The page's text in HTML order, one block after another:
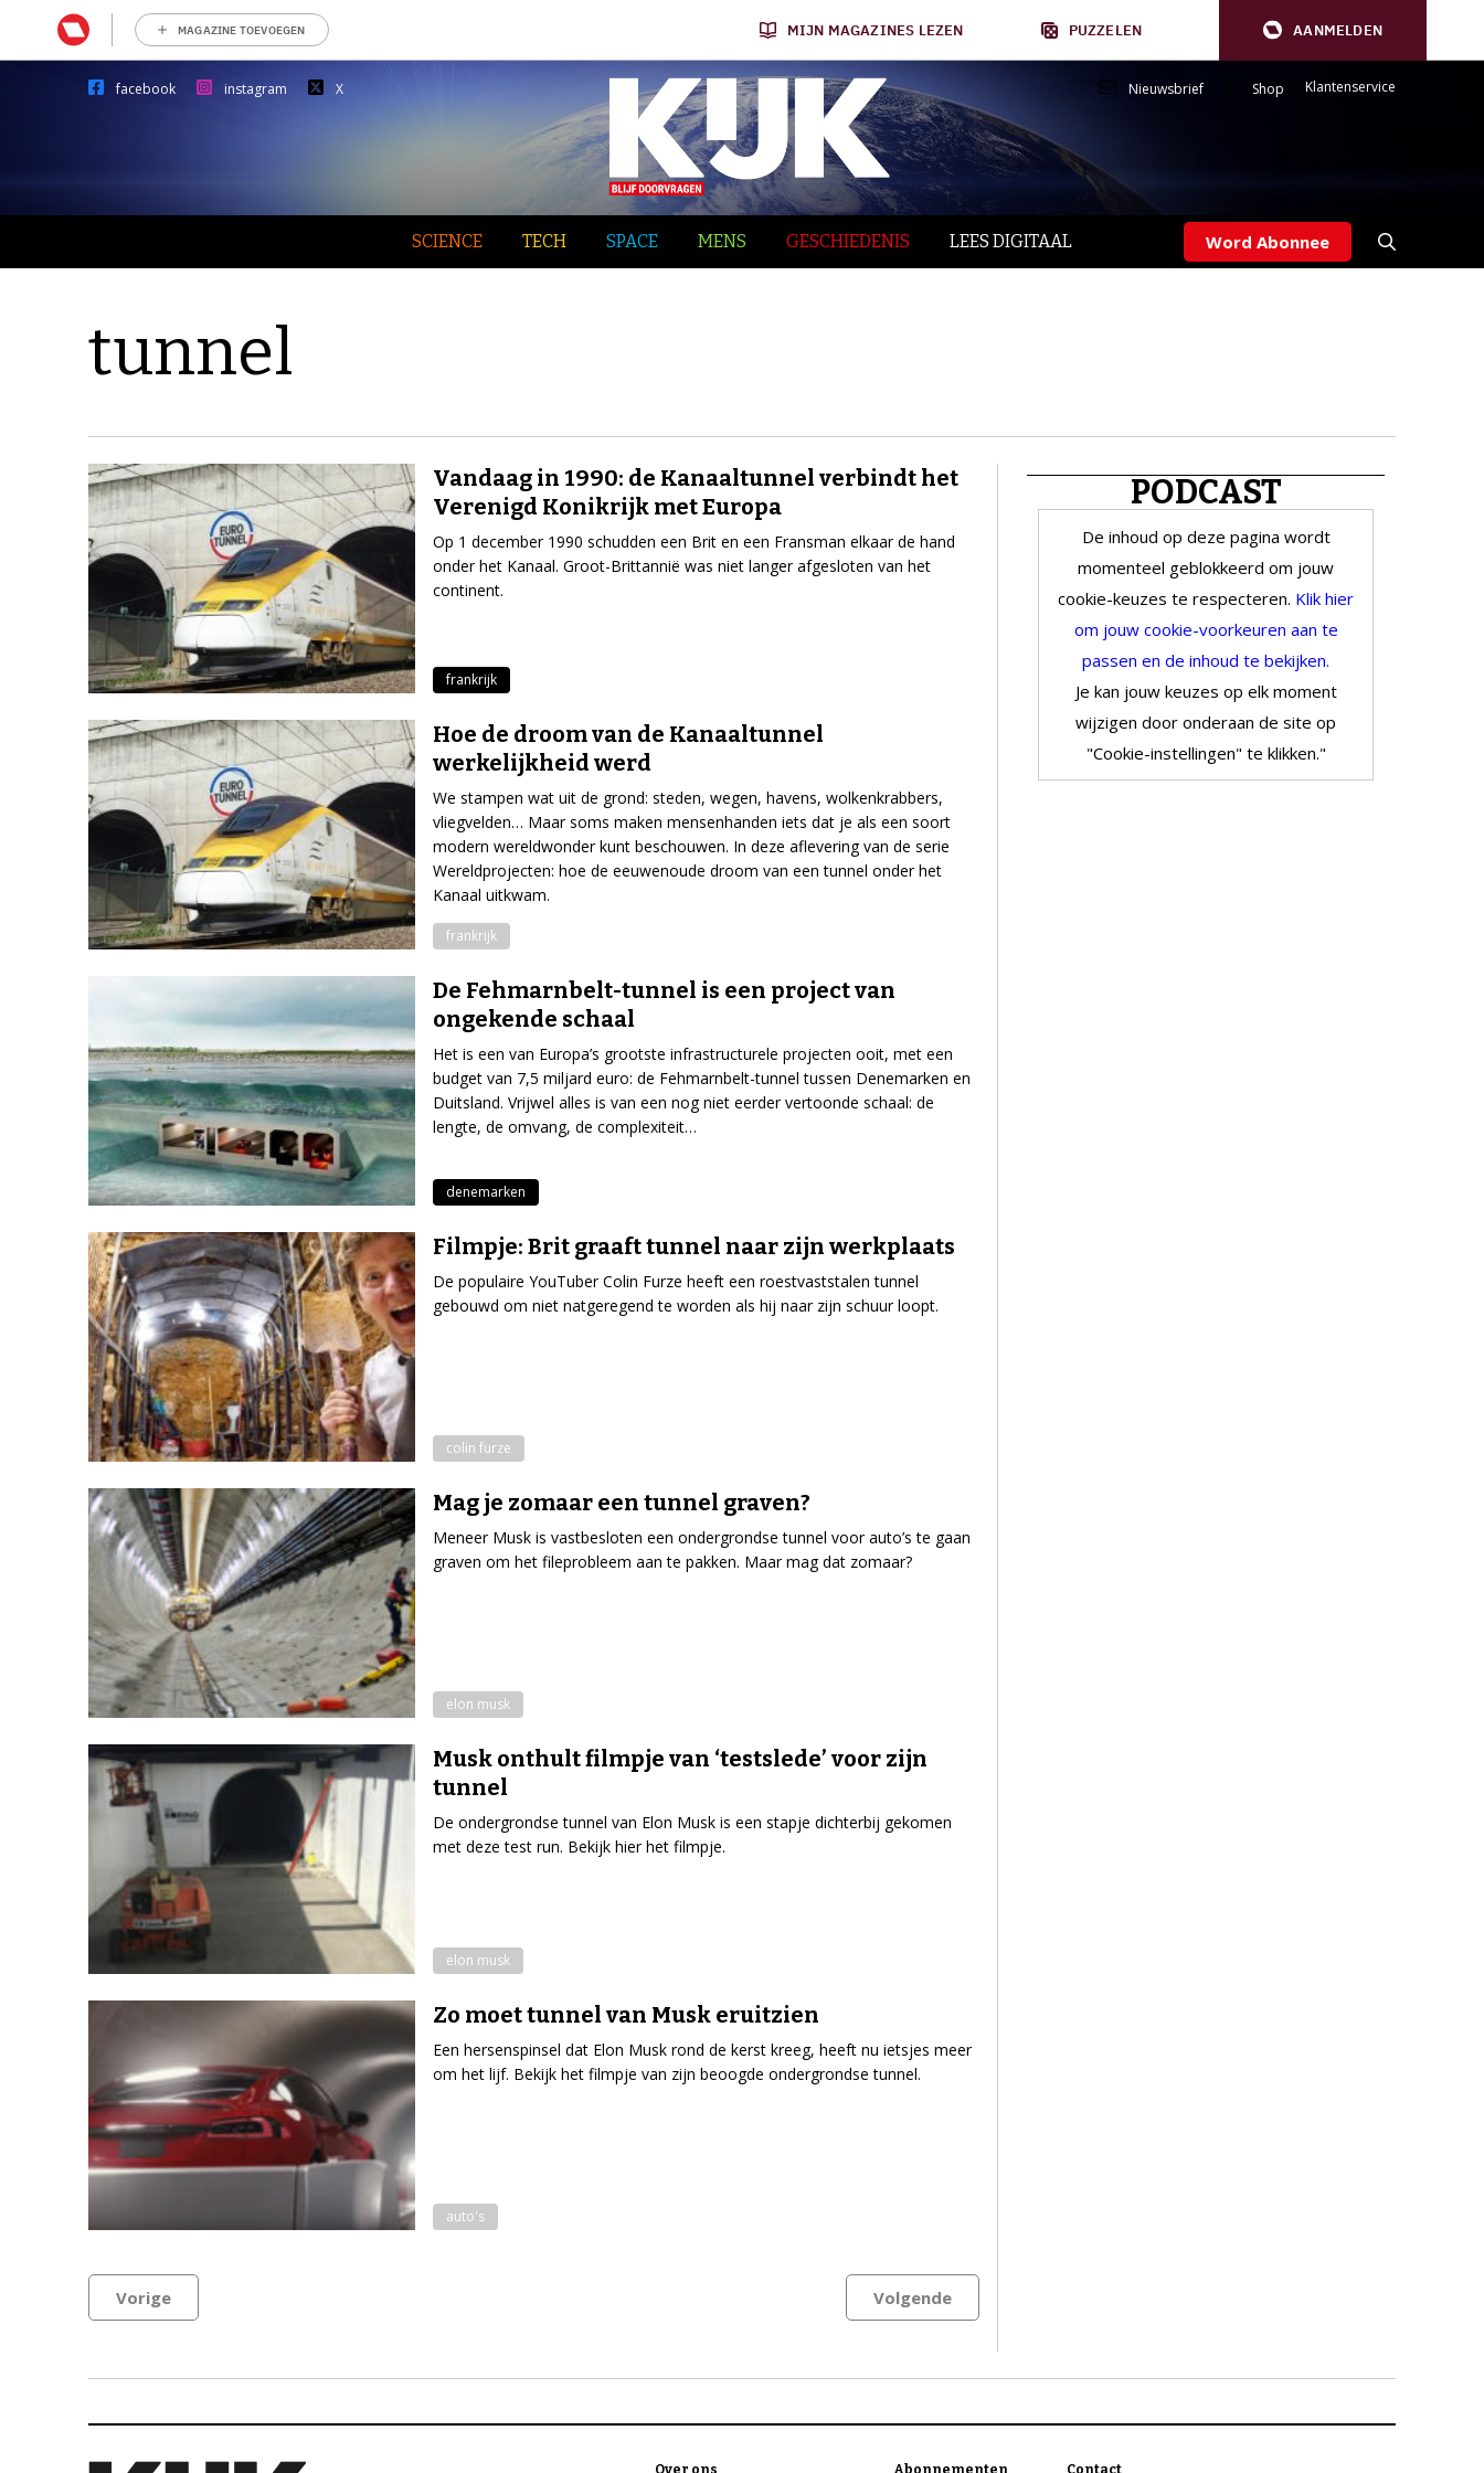
MAGAZINE TOEVOEGEN MIJN MAGAZINES LEZEN PUZZELEN AANMELDEN
facebook instagram X Nieuwsbrief Shop Klantenservice
SCIENCE TECH SPACE MENS GESCHIEDENIS LEES DIGITAAL Word Abonnee
tunnel
Vandaag in 1990: de Kanaaltunnel verbindt het
Verenigd Konikrijk met Europa
Op 1 december 1990 schudden een Brit en een Fransman elkaar de hand
onder het Kanaal. Groot-Brittannië was niet langer afgesloten van het
continent.
frankrijk
Hoe de droom van de Kanaaltunnel
werkelijkheid werd
We stampen wat uit de grond: steden, wegen, havens, wolkenkrabbers,
vliegvelden… Maar soms maken mensenhanden iets dat je als een soort
modern wereldwonder kunt beschouwen. In deze aflevering van de serie
Wereldprojecten: hoe de eeuwenoude droom van een tunnel onder het
Kanaal uitkwam.
frankrijk
De Fehmarnbelt-tunnel is een project van
ongekende schaal
Het is een van Europa’s grootste infrastructurele projecten ooit, met een
budget van 7,5 miljard euro: de Fehmarnbelt-tunnel tussen Denemarken en
Duitsland. Vrijwel alles is van een nog niet eerder vertoonde schaal: de
lengte, de omvang, de complexiteit…
denemarken
Filmpje: Brit graaft tunnel naar zijn werkplaats
De populaire YouTuber Colin Furze heeft een roestvaststalen tunnel
gebouwd om niet natgeregend te worden als hij naar zijn schuur loopt.
colin furze
Mag je zomaar een tunnel graven?
Meneer Musk is vastbesloten een ondergrondse tunnel voor auto’s te gaan
graven om het fileprobleem aan te pakken. Maar mag dat zomaar?
elon musk
Musk onthult filmpje van ‘testslede’ voor zijn
tunnel
De ondergrondse tunnel van Elon Musk is een stapje dichterbij gekomen
met deze test run. Bekijk hier het filmpje.
elon musk
Zo moet tunnel van Musk eruitzien
Een hersenspinsel dat Elon Musk rond de kerst kreeg, heeft nu ietsjes meer
om het lijf. Bekijk het filmpje van zijn beoogde ondergrondse tunnel.
auto's
Vorige Volgende
PODCAST
De inhoud op deze pagina wordt
momenteel geblokkeerd om jouw
cookie-keuzes te respecteren. Klik hier
om jouw cookie-voorkeuren aan te
passen en de inhoud te bekijken.
Je kan jouw keuzes op elk moment
wijzigen door onderaan de site op
"Cookie-instellingen" te klikken."
Over ons Abonnementen Contact